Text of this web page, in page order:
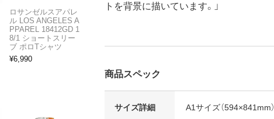
トを背景に描いています。」
商品スペック
サイズ詳細 A1サイズ（594×841mm）
ロサンゼルスアパレ
ル LOS ANGELES A
PPAREL 18412GD 1
8/1 ショートスリー
ブ ポロTシャツ
¥6,990